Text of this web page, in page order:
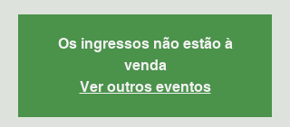
Os ingressos não estão à
venda
Ver outros eventos